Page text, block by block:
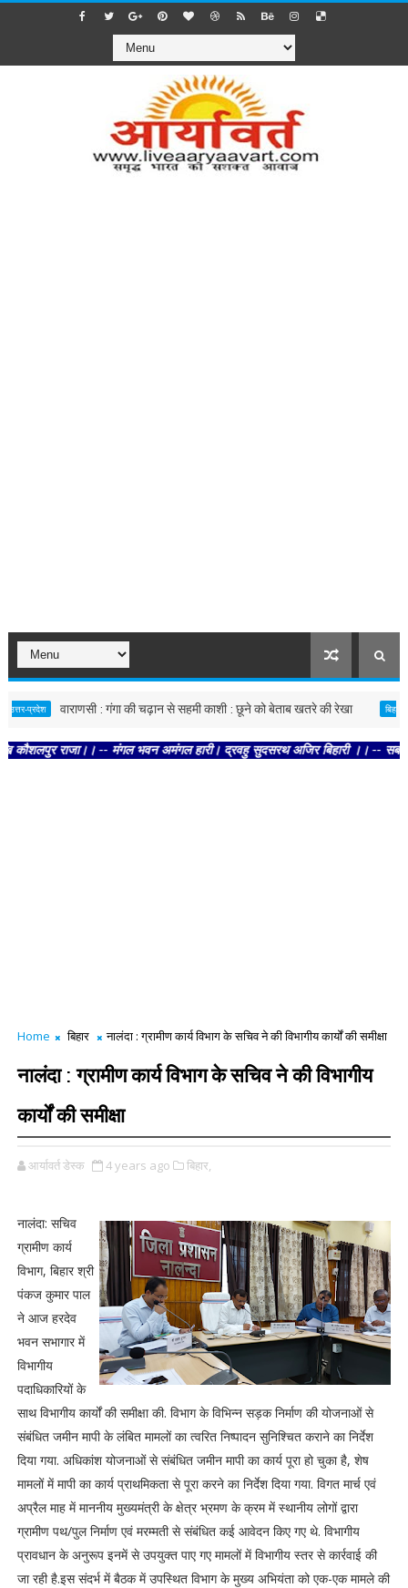
वाराणसी : गंगा की चढ़ान से सहमी काशी : छूने को बेताब खतरे की रेखा
राजा।। -- मंगल भवन अमंगल हारी। द्रवहु सुदसरथ अजिर बिहारी ।। -- सब नर
Home बिहार नालंदा : ग्रामीण कार्य विभाग के सचिव ने की विभागीय कार्यों की समीक्षा
नालंदा : ग्रामीण कार्य विभाग के सचिव ने की विभागीय
कार्यों की समीक्षा
आर्यावर्त डेस्क 4 years ago बिहार,
नालंदा: सचिव
ग्रामीण कार्य
विभाग, बिहार श्री
पंकज कुमार पाल
ने आज हरदेव
भवन सभागार में
विभागीय
पदाधिकारियों के
साथ विभागीय कार्यों की समीक्षा की. विभाग के विभिन्न सड़क निर्माण की योजनाओं से
संबंधित जमीन मापी के लंबित मामलों का त्वरित निष्पादन सुनिश्चित कराने का निर्देश
दिया गया. अधिकांश योजनाओं से संबंधित जमीन मापी का कार्य पूरा हो चुका है, शेष
मामलों में मापी का कार्य प्राथमिकता से पूरा करने का निर्देश दिया गया. विगत मार्च एवं
अप्रैल माह में माननीय मुख्यमंत्री के क्षेत्र भ्रमण के क्रम में स्थानीय लोगों द्वारा
ग्रामीण पथ/पुल निर्माण एवं मरम्मती से संबंधित कई आवेदन किए गए थे. विभागीय
प्रावधान के अनुरूप इनमें से उपयुक्त पाए गए मामलों में विभागीय स्तर से कार्रवाई की
जा रही है.इस संदर्भ में बैठक में उपस्थित विभाग के मुख्य अभियंता को एक-एक मामले की